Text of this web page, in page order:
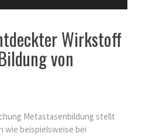
Wirkstoff
von
Metastasenbildung stellt
wie beispielsweise bei